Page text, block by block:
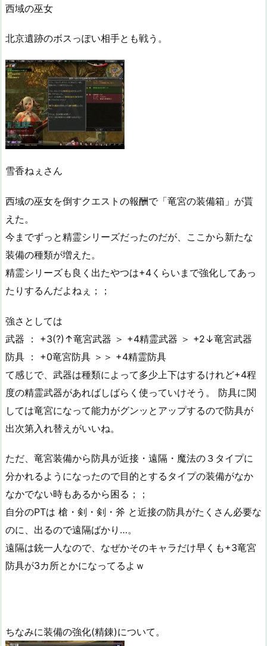
西域の巫女
北京遺跡のボスっぽい相手とも戦う。
雪香ねぇさん
西域の巫女を倒すクエストの報酬で「竜宮の装備箱」が貰
えた。
今までずっと精霊シリーズだったのだが、ここから新たな
装備の種類が増えた。
精霊シリーズも良く出たやつは+4くらいまで強化してあっ
たりするんだよねぇ；；
強さとしては
武器 ： +3(?)↑竜宮武器 ＞ +4精霊武器 ＞ +2↓竜宮武器
防具 ： +0竜宮防具 ＞＞ +4精霊防具
て感じで、武器は種類によって多少上下はするけれど+4程
度の精霊武器があればしばらく使っていけそう。 防具に関
しては竜宮になって能力がグンッとアップするので防具が
出次第入れ替えがいいね。
ただ、竜宮装備から防具が近接・遠隔・魔法の３タイプに
分かれるようになったので目的とするタイプの装備がなか
なかでない時もあるから困る；；
自分のPTは 槍・剣・剣・斧 と近接の防具がたくさん必要な
のに、出るので遠隔ばかり…。
遠隔は銃一人なので、なぜかそのキャラだけ早くも+3竜宮
防具が3カ所とかになってるよｗ
ちなみに装備の強化(精錬)について。